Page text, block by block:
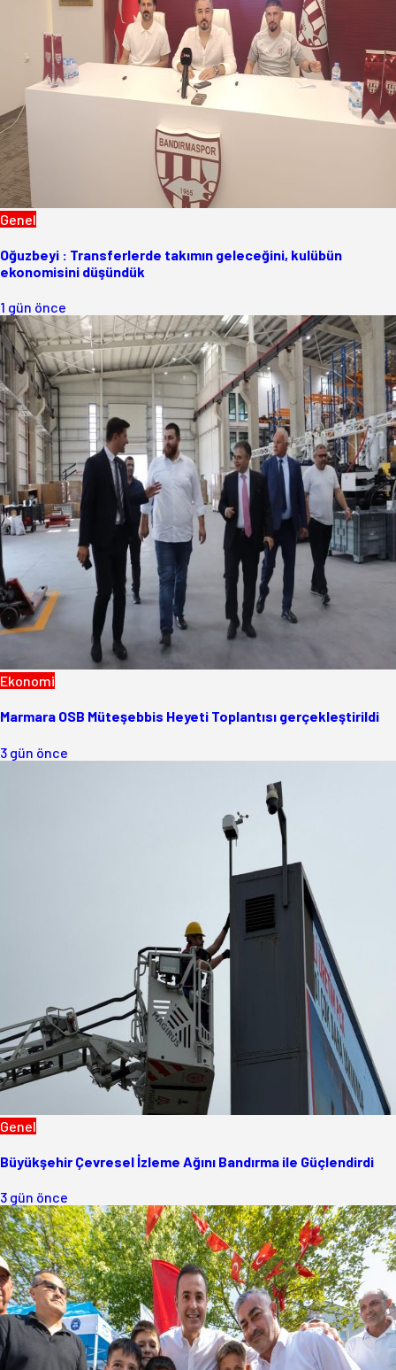
Genel
Oğuzbeyi : Transferlerde takımın geleceğini, kulübün
ekonomisini düşündük
1 gün önce
Ekonomi
Marmara OSB Müteşebbis Heyeti Toplantısı gerçekleştirildi
3 gün önce
Genel
Büyükşehir Çevresel İzleme Ağını Bandırma ile Güçlendirdi
3 gün önce